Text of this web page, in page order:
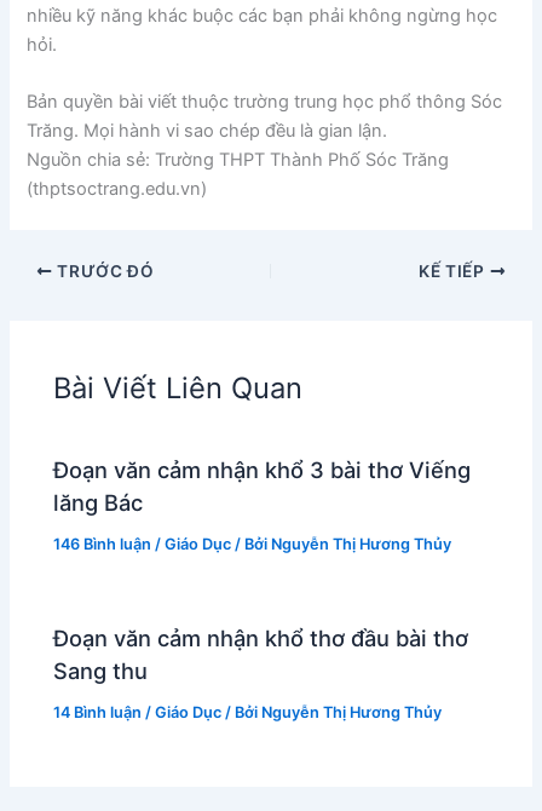
nhiều kỹ năng khác buộc các bạn phải không ngừng học
hỏi.
Bản quyền bài viết thuộc trường trung học phổ thông Sóc
Trăng. Mọi hành vi sao chép đều là gian lận.
Nguồn chia sẻ: Trường THPT Thành Phố Sóc Trăng
(thptsoctrang.edu.vn)
TRƯỚC ĐÓ KẾ TIẾP
Bài Viết Liên Quan
Đoạn văn cảm nhận khổ 3 bài thơ Viếng
lăng Bác
146 Bình luận /Giáo Dục / Bởi Nguyễn Thị Hương Thủy
Đoạn văn cảm nhận khổ thơ đầu bài thơ
Sang thu
14 Bình luận /Giáo Dục / Bởi Nguyễn Thị Hương Thủy